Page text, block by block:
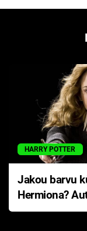
HARRY POTTER
Jakou barvu
Hermiona?
Pottera přišla